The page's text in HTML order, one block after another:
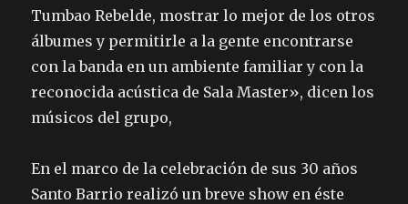
Tumbao Rebelde, mostrar lo mejor de los otros
álbumes y permitirle a la gente encontrarse
con la banda en un ambiente familiar y con la
reconocida acústica de Sala Master», dicen los
músicos del grupo,
En el marco de la celebración de sus 30 años
Santo Barrio realizó un breve show en éste